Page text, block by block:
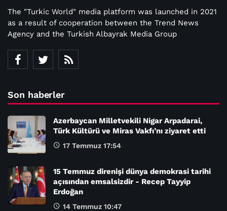
The "Turkic World" media platform was launched in 2021
as a result of cooperation between the Trend News
Agency and the Turkish Albayrak Media Group
Son haberler
Azerbaycan Milletvekili Nigar Arpadarai,
Türk Kültürü ve Miras Vakfı’nı ziyaret etti
17 Temmuz 17:54
15 Temmuz direnişi dünya demokrasi tarihi
açısından emsalsizdir - Recep Tayyip
Erdoğan
14 Temmuz 10:47